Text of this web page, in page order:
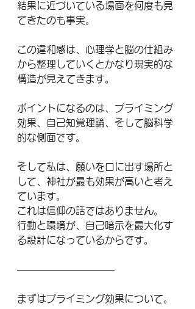
結果に近づいている場面を何度も見
てきたのも事実。
この違和感は、心理学と脳の仕組み
から整理していくとかなり現実的な
構造が見えてきます。
ポイントになるのは、プライミング
効果、自己知覚理論、そして脳科学
的な側面です。
そして私は、願いを口に出す場所と
して、神社が最も効果が高いと考え
ています。
これは信仰の話ではありません。
行動と環境が、自己暗示を最大化す
る設計になっているからです。
――――――――――
まずはプライミング効果について。